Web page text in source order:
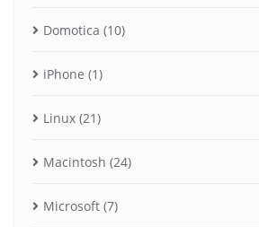
Domotica (10)
iPhone (1)
Linux (21)
Macintosh (24)
Microsoft (7)